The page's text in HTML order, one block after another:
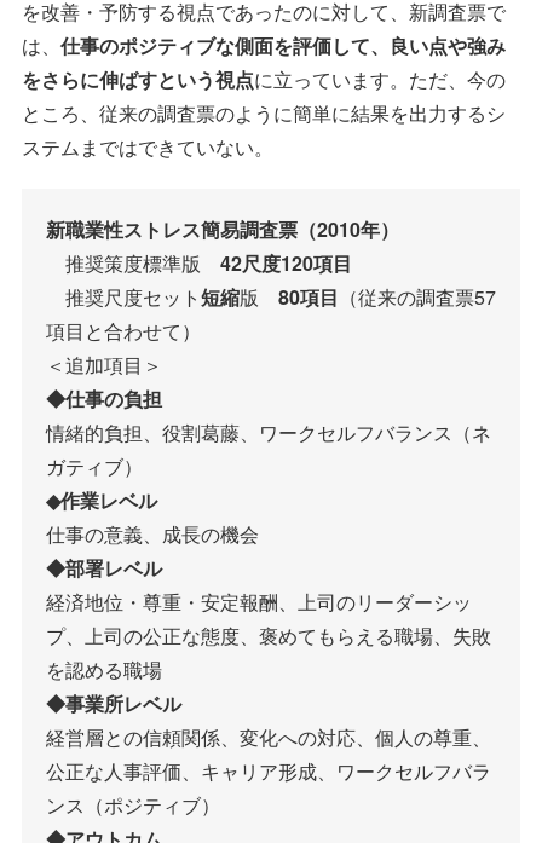
を改善・予防する視点であったのに対して、新調査票で
は、 仕事のポジティブな側面を評価して、良い点や強み
をさらに伸ばすという視点に立っています。ただ、今の
ところ、従来の調査票のように簡単に結果を出力するシ
ステムまではできていない。
新職業性ストレス簡易調査票（2010年）
推奨策度標準版 42尺度120項目
推奨尺度セット短縮版 80項目 （従来の調査票57
項目と合わせて）
＜追加項目＞
◆仕事の負担
情緒的負担、役割葛藤、ワークセルフバランス（ネ
ガティブ）
◆作業レベル
仕事の意義、成長の機会
◆部署レベル
経済地位・尊重・安定報酬、上司のリーダーシッ
プ、上司の公正な態度、褒めてもらえる職場、失敗
を認める職場
◆事業所レベル
経営層との信頼関係、変化への対応、個人の尊重、
公正な人事評価、キャリア形成、ワークセルフバラ
ンス（ポジティブ）